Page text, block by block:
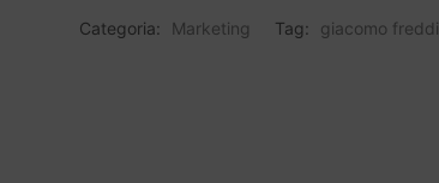
Categoria: Marketing Tag: giacomo freddi